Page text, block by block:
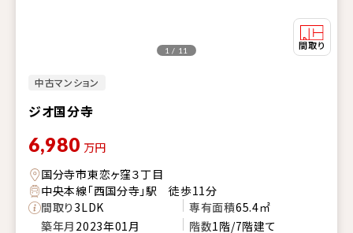
中古マンション
ジオ国分寺
1 / 11
6,980 万円
国分寺市東恋ヶ窪３丁目
中央本線「西国分寺」駅 徒歩11分
間取り3LDK 専有面積65.4㎡
築年月 2023年01月 階数1階/7階建て